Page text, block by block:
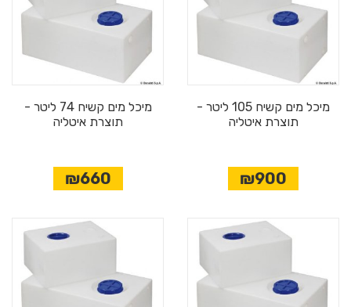
מיכל מים קשיח 105 ליטר -
תוצרת איטליה
₪900
מיכל מים קשיח 74 ליטר -
תוצרת איטליה
₪660